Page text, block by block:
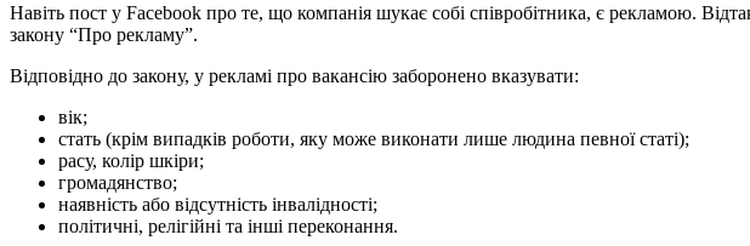
Навіть пост у Facebook про те, що компанія шукає собі співробітника, є рекламою.
закону “Про рекламу”.
Відповідно до закону, у рекламі про вакансію заборонено вказувати:
вік;
стать (крім випадків роботи, яку може виконати лише людина певної статі);
расу, колір шкіри;
громадянство;
наявність або відсутність інвалідності;
політичні, релігійні та інші переконання.